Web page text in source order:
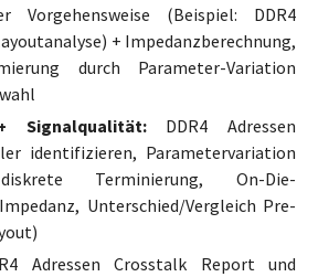
Vorgehensweise (Beispiel: DDR4
+ Impedanzberechnung,
durch Parameter-Variation
Signalqualität:DDR4 Adressen
identifizieren, Parametervariation
Terminierung, On-Die-
Unterschied/Vergleich Pre-
Adressen Crosstalk Report und